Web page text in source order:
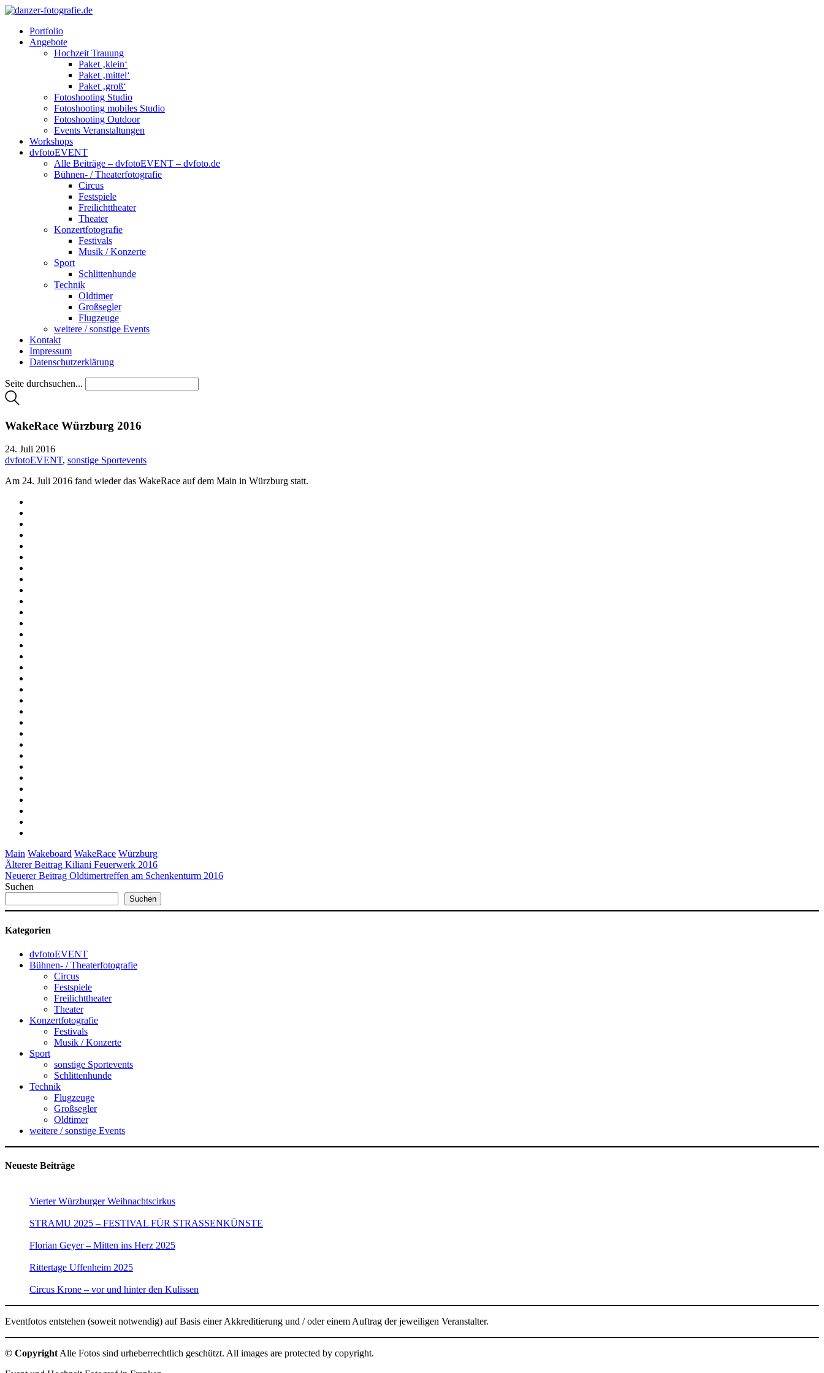
Portfolio
Angebote
Hochzeit Trauung
Paket ‚klein‘
Paket ‚mittel‘
Paket ‚groß‘
Fotoshooting Studio
Fotoshooting mobiles Studio
Fotoshooting Outdoor
Events Veranstaltungen
Workshops
dvfotoEVENT
Alle Beiträge – dvfotoEVENT – dvfoto.de
Bühnen- / Theaterfotografie
Circus
Festspiele
Freilichttheater
Theater
Konzertfotografie
Festivals
Musik / Konzerte
Sport
Schlittenhunde
Technik
Oldtimer
Großsegler
Flugzeuge
weitere / sonstige Events
Kontakt
Impressum
Datenschutzerklärung
Seite durchsuchen...
WakeRace Würzburg 2016
24. Juli 2016
dvfotoEVENT, sonstige Sportevents
Am 24. Juli 2016 fand wieder das WakeRace auf dem Main in Würzburg statt.
Main Wakeboard WakeRace Würzburg
Älterer Beitrag Kiliani Feuerwerk 2016
Neuerer Beitrag Oldtimertreffen am Schenkenturm 2016
Suchen
Suchen
Kategorien
dvfotoEVENT
Bühnen- / Theaterfotografie
Circus
Festspiele
Freilichttheater
Theater
Konzertfotografie
Festivals
Musik / Konzerte
Sport
sonstige Sportevents
Schlittenhunde
Technik
Flugzeuge
Großsegler
Oldtimer
weitere / sonstige Events
Neueste Beiträge
Vierter Würzburger Weihnachtscirkus
STRAMU 2025 – FESTIVAL FÜR STRASSENKÜNSTE
Florian Geyer – Mitten ins Herz 2025
Rittertage Uffenheim 2025
Circus Krone – vor und hinter den Kulissen
Eventfotos entstehen (soweit notwendig) auf Basis einer Akkreditierung und / oder einem Auftrag der jeweiligen Veranstalter.
© Copyright Alle Fotos sind urheberrechtlich geschützt. All images are protected by copyright.